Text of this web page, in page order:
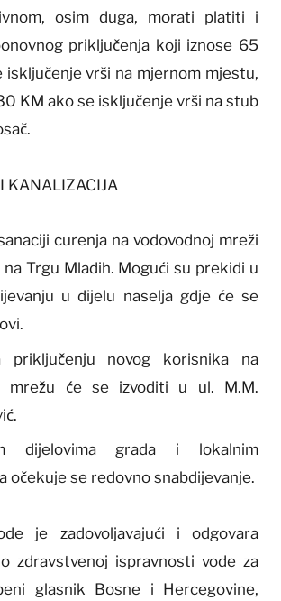
osim duga, morati platiti i
priključenja koji iznose 65
isključenje vrši na mjernom mjestu,
KM ako se isključenje vrši na stub
KANALIZACIJA
curenja na vodovodnoj mreži
na Trgu Mladih. Mogući su prekidi u
u dijelu naselja gdje će se
priključenju novog korisnika na
mrežu će se izvoditi u ul. M.M.
dijelovima grada i lokalnim
očekuje se redovno snabdijevanje.
je zadovoljavajući i odgovara
zdravstvenoj ispravnosti vode za
glasnik Bosne i Hercegovine,